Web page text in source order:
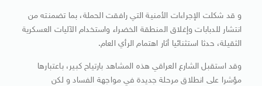
و قد شكلت الإجراءات الأمنية التي رافقت الحملة، بما تضمنته من
انتشار للدبابات وإغلاق المنطقة الخضراء واستخدام الآليات العسكرية
الثقيلة، حدثا استثنائيا أثار اهتمام الرأي العام.
وقد استقبل الشارع العراقي هذه المشاهد بارتياح كبير، باعتبارها
مؤشرا على انطلاق مرحلة جديدة في مواجهة الفساد و لكن